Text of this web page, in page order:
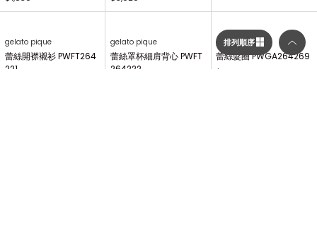
【KIDS】畫家小熊印花萬
$1,700
【KIDS】AIRY MOCO畫
63
$2,310
畫家小熊印花長褲 PWCP
$2,410
排列順序